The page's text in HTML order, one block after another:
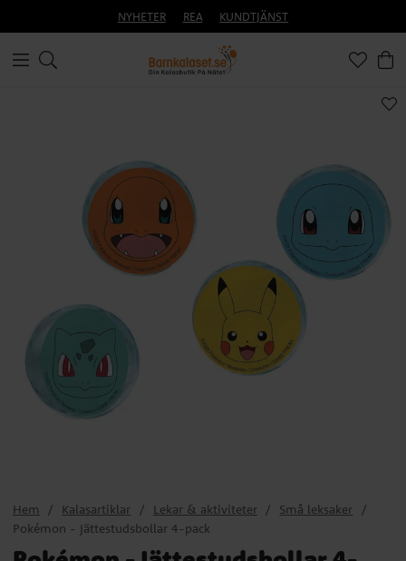
NYHETER REA KUNDTJÄNST
Hem Kalasartiklar Lekar & aktiviteter
Små leksaker
Pokémon - Jättestudsbollar 4-pack